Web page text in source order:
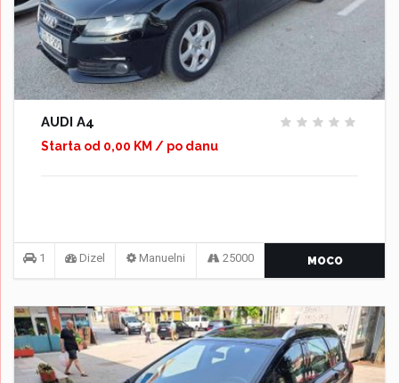
AUDI A4
Starta od 0,00 KM / po danu
1 Dizel Manuelni 25000 MOCO